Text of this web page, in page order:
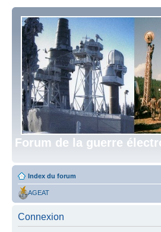
Forum de la guerre
Index du forum
AGEAT
Connexion